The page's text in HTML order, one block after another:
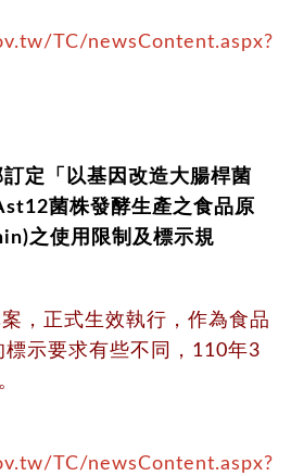
TC/newsContent.aspx?
定「以基因改造大腸桿菌
菌株發酵生產之食品原
之使用限制及標示規
，正式生效執行，作為食品
標示要求有些不同，110年3
TC/newsContent.aspx?